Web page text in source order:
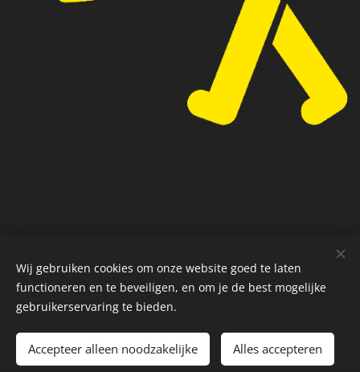
TOEVOEGEN AAN DE WINKELWAGEN
Privacybeleid Cookies
Wij gebruiken cookies om onze website goed te laten
functioneren en te beveiligen, en om je de best mogelijke
gebruikerservaring te bieden.
Accepteer alleen noodzakelijke Alles accepteren